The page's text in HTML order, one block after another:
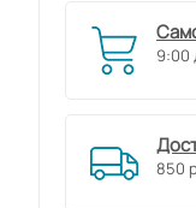
9:00
850